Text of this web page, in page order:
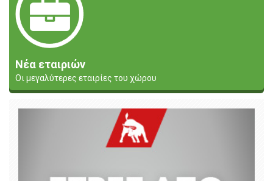
Νέα εταιριών
Οι μεγαλύτερες εταιρίες του χώρου